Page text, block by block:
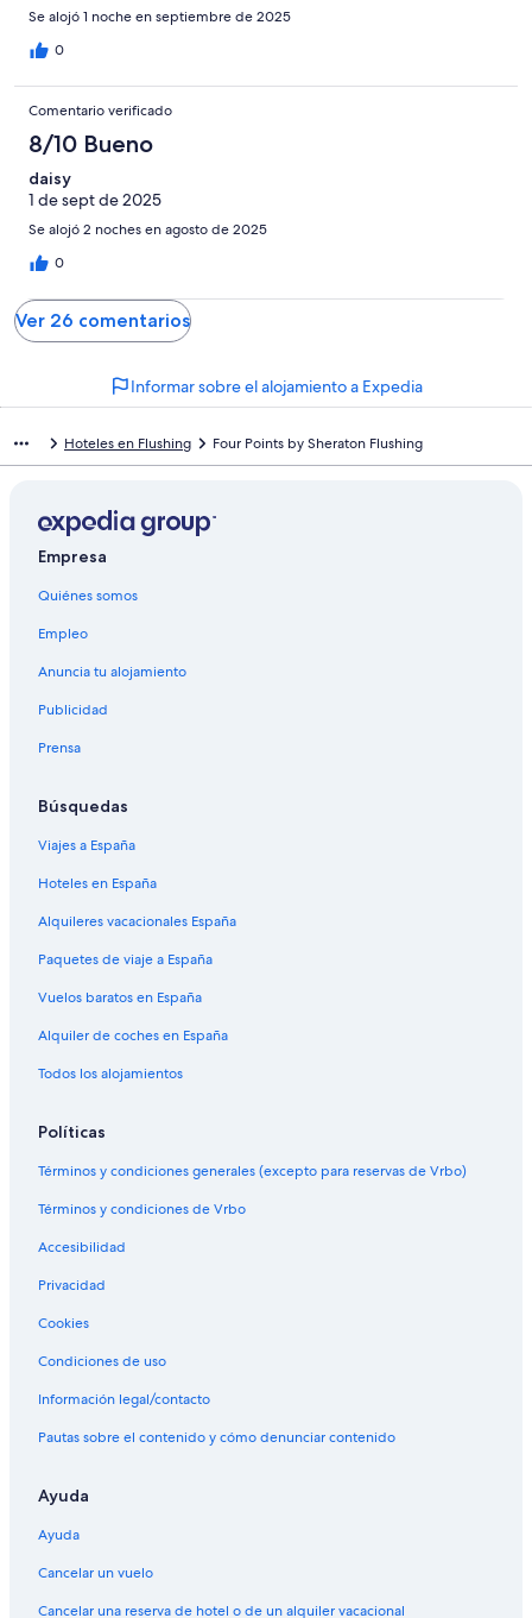
Se alojó 1 noche en septiembre de 2025
0
Comentario verificado
8/10 Bueno
daisy
1 de sept de 2025
Se alojó 2 noches en agosto de 2025
0
Ver 26 comentarios
Informar sobre el alojamiento a Expedia
Hoteles en Flushing Four Points by Sheraton Flushing
Empresa
Quiénes somos
Empleo
Anuncia tu alojamiento
Publicidad
Prensa
Búsquedas
Viajes a España
Hoteles en España
Alquileres vacacionales España
Paquetes de viaje a España
Vuelos baratos en España
Alquiler de coches en España
Todos los alojamientos
Políticas
Términos y condiciones generales (excepto para reservas de Vrbo)
Términos y condiciones de Vrbo
Accesibilidad
Privacidad
Cookies
Condiciones de uso
Información legal/contacto
Pautas sobre el contenido y cómo denunciar contenido
Ayuda
Ayuda
Cancelar un vuelo
Cancelar una reserva de hotel o de un alquiler vacacional